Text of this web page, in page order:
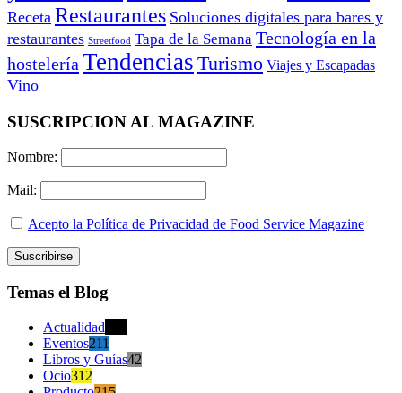
Receta Restaurantes Soluciones digitales para bares y
restaurantes Streetfood Tapa de la Semana Tecnología en la
hostelería Tendencias Turismo Viajes y Escapadas
Vino
SUSCRIPCION AL MAGAZINE
Nombre:
Mail:
Acepto la Política de Privacidad de Food Service Magazine
Temas el Blog
Actualidad
Eventos211
Libros y Guías42
Ocio312